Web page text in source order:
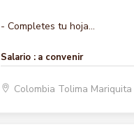
- Completes tu hoja...
Salario : a convenir
Colombia Tolima Mariquita